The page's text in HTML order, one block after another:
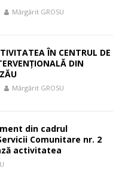
Mărgărit GROSU
ÎN CENTRUL DE
DIN
Mărgărit GROSU
din cadrul
Comunitare nr. 2
activitatea